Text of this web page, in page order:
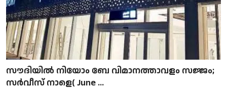
സൗദിയിൽ നിയോം ബേ വിമാനത്താവളം സജ്ജം;
സർവീസ് നാളെ( June ...